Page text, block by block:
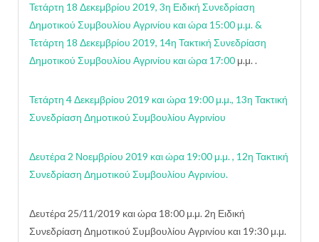
Τετάρτη 18 Δεκεμβρίου 2019, 3η Ειδική Συνεδρίαση
Δημοτικού Συμβουλίου Αγρινίου και ώρα 15:00 μ.μ. &
Τετάρτη 18 Δεκεμβρίου 2019, 14η Τακτική Συνεδρίαση
Δημοτικού Συμβουλίου Αγρινίου και ώρα 17:00 μ.μ. .
Τετάρτη 4 Δεκεμβρίου 2019 και ώρα 19:00 μ.μ., 13η Τακτική
Συνεδρίαση Δημοτικού Συμβουλίου Αγρινίου
Δευτέρα 2 Νοεμβρίου 2019 και ώρα 19:00 μ.μ. , 12η Τακτική
Συνεδρίαση Δημοτικού Συμβουλίου Αγρινίου.
Δευτέρα 25/11/2019 και ώρα 18:00 μ.μ. 2η Ειδική
Συνεδρίαση Δημοτικού Συμβουλίου Αγρινίου και 19:30 μ.μ.